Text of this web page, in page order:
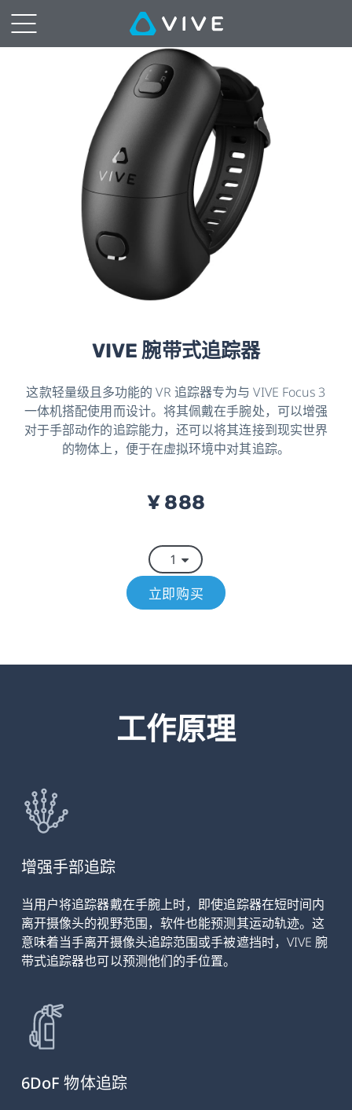
VIVE
腕
VIVE 腕带式追踪器
这款轻量级且多功能的 VR 追踪器专为与 VIVE Focus 3
一体机搭配使用而设计。将其佩戴在手腕处，可以增强
对于手部动作的追踪能力，还可以将其连接到现实世界
的物体上，便于在虚拟环境中对其追踪。
¥ 888
立即购买
工作原理
增强手部追踪
当用户将追踪器戴在手腕上时，即使追踪器在短时间内
离开摄像头的视野范围，软件也能预测其运动轨迹。这
意味着当手离开摄像头追踪范围或手被遮挡时，VIVE 腕
带式追踪器也可以预测他们的手位置。
6DoF 物体追踪